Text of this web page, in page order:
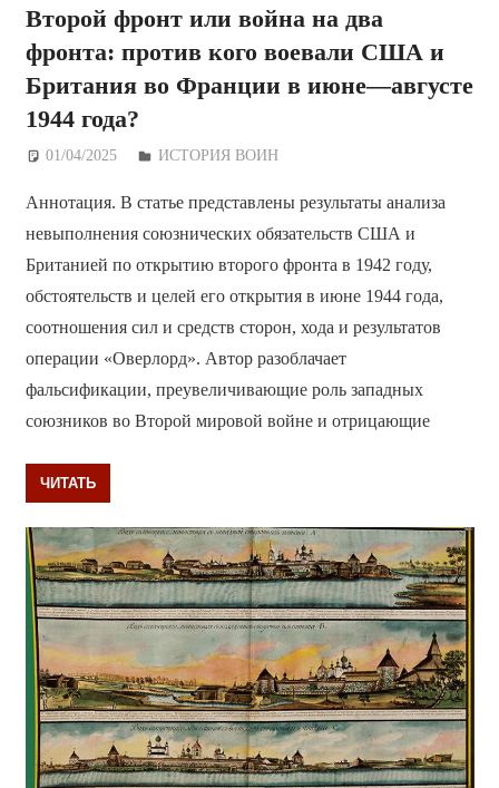
Второй фронт или война на два
фронта: против кого воевали США и
Британия во Франции в июне—августе
1944 года?
01/04/2025 Дежурный по Редакции
ИСТОРИЯ ВОИН
Аннотация. В статье представлены результаты анализа
невыполнения союзнических обязательств США и
Британией по открытию второго фронта в 1942 году,
обстоятельств и целей его открытия в июне 1944 года,
соотношения сил и средств сторон, хода и результатов
операции «Оверлорд». Автор разоблачает
фальсификации, преувеличивающие роль западных
союзников во Второй мировой войне и отрицающие
ЧИТАТЬ